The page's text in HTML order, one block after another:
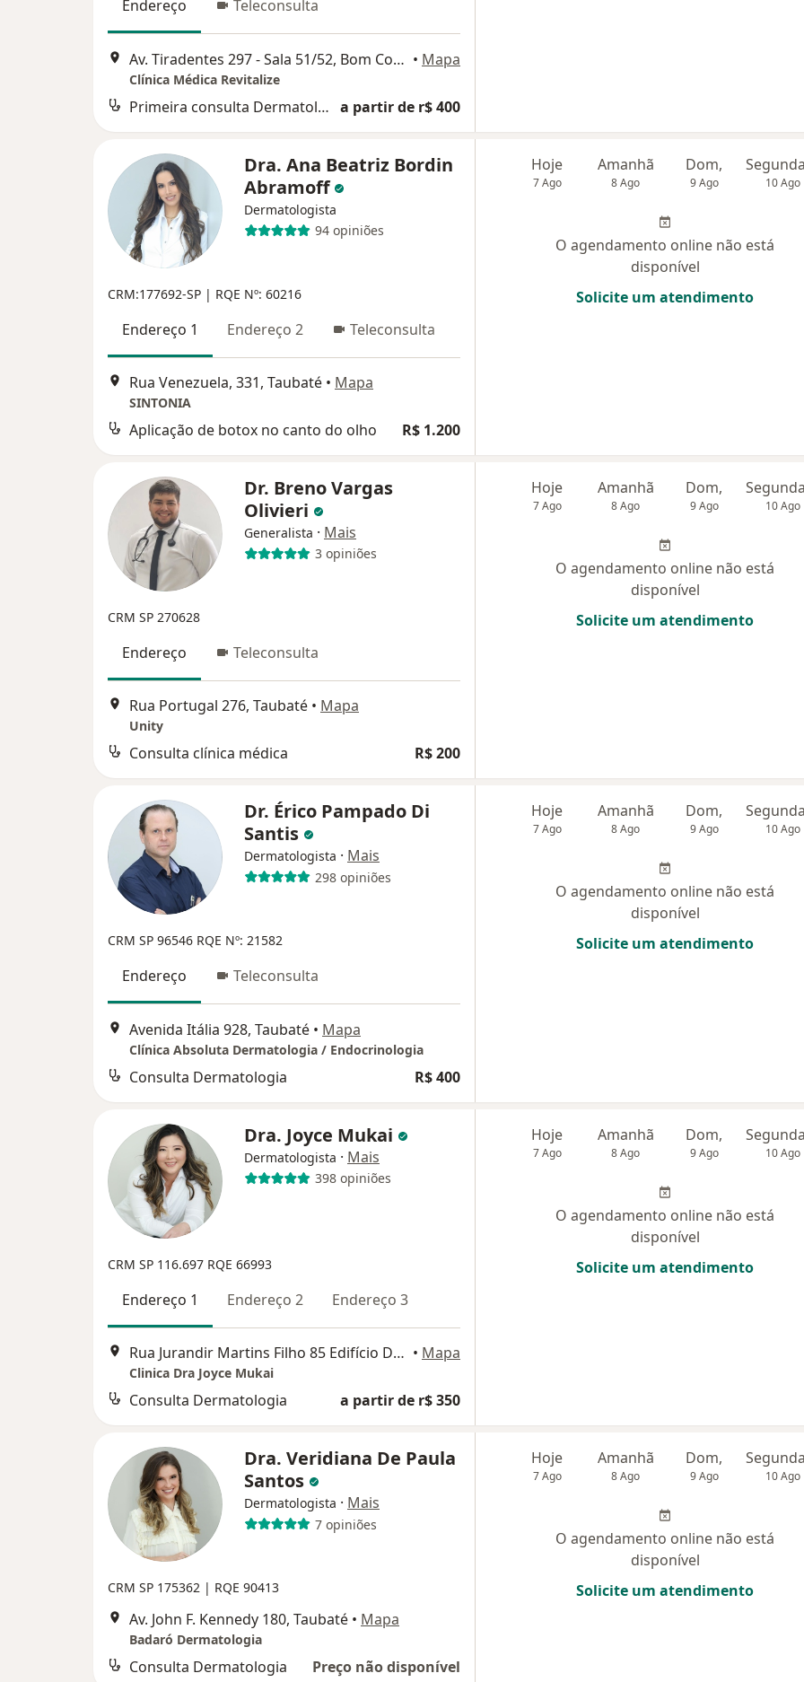
Endereço Teleconsulta
Av. Tiradentes 297 - Sala 51/52, Bom Conselho, Taubaté • Mapa
Clínica Médica Revitalize
Primeira consulta Dermatologia a partir de r$ 400
Dra. Ana Beatriz Bordin
Abramoff
Dermatologista
94 opiniões
CRM:177692-SP | RQE Nº: 60216
Endereço 1 Endereço 2 Teleconsulta
Rua Venezuela, 331, Taubaté • Mapa
SINTONIA
Aplicação de botox no canto do olho R$ 1.200
Hoje
7 Ago
Amanhã
8 Ago
Dom,
9 Ago 10 Ago
O agendamento online não está
disponível
Solicite um atendimento
Dr. Breno Vargas
Olivieri
Generalista · Mais
3 opiniões
CRM SP 270628
Endereço Teleconsulta
Rua Portugal 276, Taubaté • Mapa
Unity
Consulta clínica médica R$ 200
Hoje
7 Ago
Amanhã
8 Ago
Dom,
9 Ago 10 Ago
O agendamento online não está
disponível
Solicite um atendimento
Dr. Érico Pampado Di
Santis
Dermatologista · Mais
298 opiniões
CRM SP 96546 RQE Nº: 21582
Endereço Teleconsulta
Avenida Itália 928, Taubaté • Mapa
Clínica Absoluta Dermatologia / Endocrinologia
Consulta Dermatologia R$ 400
Hoje
7 Ago
Amanhã
8 Ago
Dom,
9 Ago 10 Ago
O agendamento online não está
disponível
Solicite um atendimento
Dra. Joyce Mukai
Dermatologista · Mais
398 opiniões
CRM SP 116.697 RQE 66993
Endereço 1 Endereço 2 Endereço 3
Rua Jurandir Martins Filho 85 Edifício DHF Life, Taubaté • Mapa
Clinica Dra Joyce Mukai
Consulta Dermatologia a partir de r$ 350
Hoje
7 Ago
Amanhã
8 Ago
Dom,
9 Ago 10 Ago
O agendamento online não está
disponível
Solicite um atendimento
Dra. Veridiana De Paula
Santos
Dermatologista · Mais
7 opiniões
CRM SP 175362 | RQE 90413
Av. John F. Kennedy 180, Taubaté • Mapa
Badaró Dermatologia
Consulta Dermatologia Preço não disponível
Hoje
7 Ago
Amanhã
8 Ago
Dom,
9 Ago 10 Ago
O agendamento online não está
disponível
Solicite um atendimento